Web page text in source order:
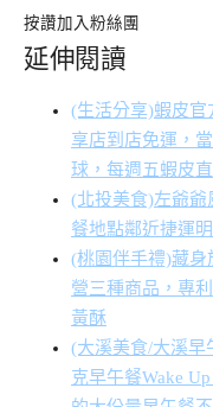
按讚加入粉絲團
延伸閱讀
(生活分享)蝦皮官
享店到店免運，
球，每週五蝦皮
(北投美食)左爺爺
餐地點鄰近捷運
(桃園伴手禮)藏
營三種商品，專
黃酥
(大溪美食/大溪早
克早午餐Wake